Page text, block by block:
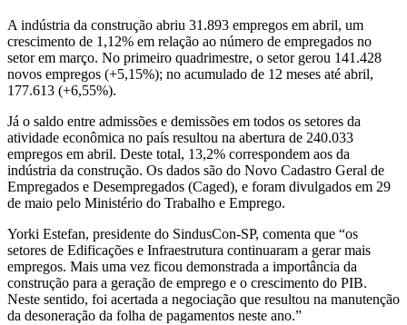
A indústria da construção abriu 31.893 empregos em abril, um
crescimento de 1,12% em relação ao número de empregados no
setor em março. No primeiro quadrimestre, o setor gerou 141.428
novos empregos (+5,15%); no acumulado de 12 meses até abril,
177.613 (+6,55%).
Já o saldo entre admissões e demissões em todos os setores da
atividade econômica no país resultou na abertura de 240.033
empregos em abril. Deste total, 13,2% correspondem aos da
indústria da construção. Os dados são do Novo Cadastro Geral de
Empregados e Desempregados (Caged), e foram divulgados em 29
de maio pelo Ministério do Trabalho e Emprego.
Yorki Estefan, presidente do SindusCon-SP, comenta que “os
setores de Edificações e Infraestrutura continuaram a gerar mais
empregos. Mais uma vez ficou demonstrada a importância da
construção para a geração de emprego e o crescimento do PIB.
Neste sentido, foi acertada a negociação que resultou na manutenção
da desoneração da folha de pagamentos neste ano.”